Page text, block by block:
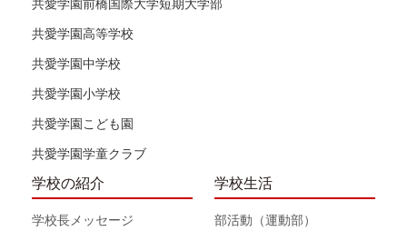
共愛学園前橋国際大学短期大学部
共愛学園高等学校
共愛学園中学校
共愛学園小学校
共愛学園こども園
共愛学園学童クラブ
学校の紹介
学校長メッセージ
学校生活
部活動（運動部）